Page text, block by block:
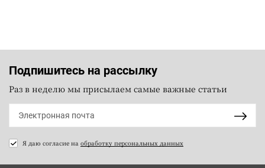
Подпишитесь на рассылку
Раз в неделю мы присылаем самые важные статьи
Я даю согласие на обработку персональных данных